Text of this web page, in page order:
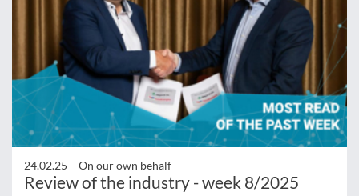
24.02.25 – On our own behalf
Review of the industry - week 8/2025